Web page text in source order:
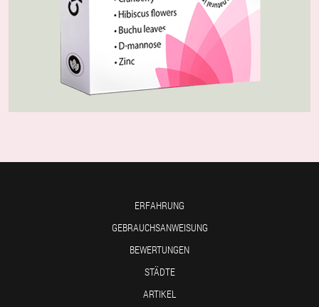
ERFAHRUNG
GEBRAUCHSANWEISUNG
BEWERTUNGEN
STÄDTE
ARTIKEL